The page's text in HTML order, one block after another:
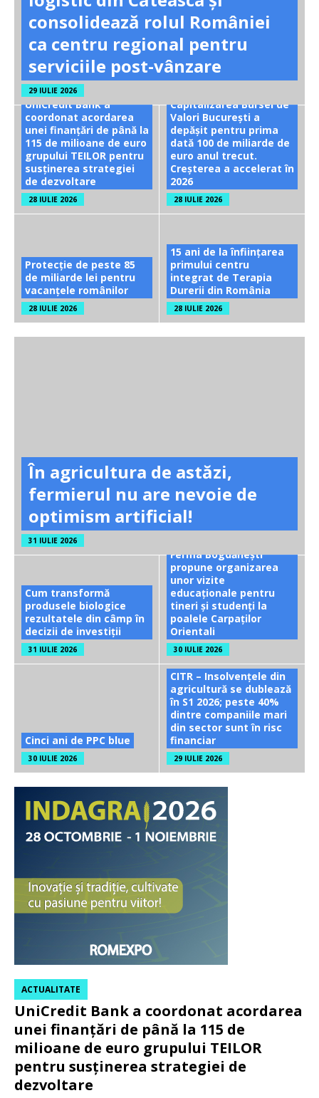
consolidează rolul României
ca centru regional pentru
serviciile post-vânzare
29 IULIE 2026
UniCredit Bank a
coordonat acordarea
unei finanțări de până la
115 de milioane de euro
grupului TEILOR pentru
susținerea strategiei
de dezvoltare
28 IULIE 2026
Capitalizarea Bursei de
Valori București a
depășit pentru prima
dată 100 de miliarde de
euro anul trecut.
Creșterea a accelerat în
2026
28 IULIE 2026
Protecție de peste 85
de miliarde lei pentru
vacanțele românilor
28 IULIE 2026
15 ani de la înființarea
primului centru
integrat de Terapia
Durerii din România
28 IULIE 2026
În agricultura de astăzi,
fermierul nu are nevoie de
optimism artificial!
31 IULIE 2026
Cum transformă
produsele biologice
rezultatele din câmp în
decizii de investiții
31 IULIE 2026
Ferma Bogdănești
propune organizarea
unor vizite
educaționale pentru
tineri și studenți la
poalele Carpaților
Orientali
30 IULIE 2026
Cinci ani de PPC blue
30 IULIE 2026
CITR – Insolvențele din
agricultură se dublează
în S1 2026; peste 40%
dintre companiile mari
din sector sunt în risc
financiar
29 IULIE 2026
UniCredit Bank a coordonat acordarea
unei finanțări de până la 115 de
milioane de euro grupului TEILOR
pentru susținerea strategiei de
dezvoltare
ACTUALITATE